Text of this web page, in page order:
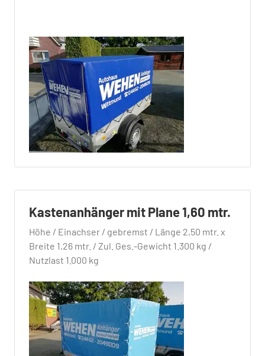
Kastenanhänger mit Plane 1,60 mtr.
Höhe / Einachser / gebremst / Länge 2,50 mtr. x
Breite 1,26 mtr. / Zul. Ges.-Gewicht 1.300 kg /
Nutzlast 1.000 kg